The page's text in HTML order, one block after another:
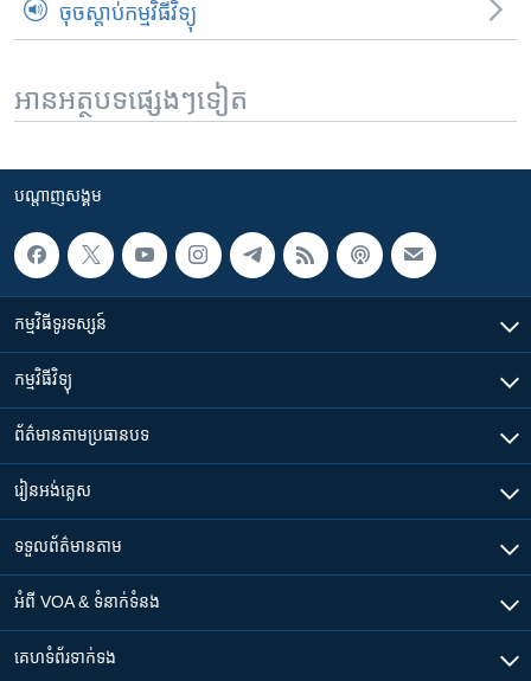
ចុចស្តាប់កម្មវិធីវិទ្យុ
អានអត្ថបទផ្សេងៗទៀត
បណ្តាញ​សង្គម
កម្មវិធី​ទូរទស្សន៍
កម្មវិធី​វិទ្យុ
ព័ត៌មាន​តាមប្រធានបទ​
រៀន​​អង់គ្លេស
ទទួល​ព័ត៌មាន​តាម
អំពី​ VOA & ទំនាក់ទំនង
គេហទំព័រ​​ទាក់ទង